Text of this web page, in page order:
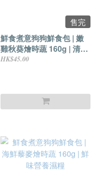
售完
鮮食煮意狗狗鮮食包 | 嫩
雞秋葵燴時蔬 160g | 清新
營養濕糧
HK$45.00